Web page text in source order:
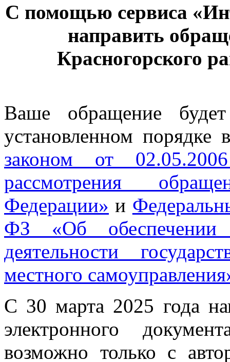
С помощью сервиса
направить
Красногорского
Ваше обращение
установленном порядке
законом от
рассмотрения
Федерации» и
ФЗ «Об
деятельности
местного
С 30 марта 2025 года
электронного
возможно только с